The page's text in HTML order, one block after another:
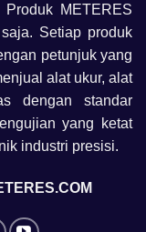
METERES
Setiap produk
petunjuk yang
alat ukur, alat
dengan standar
yang ketat
industri presisi.